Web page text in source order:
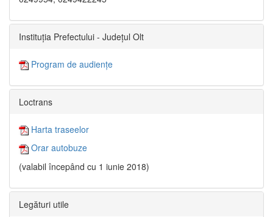
Instituția Prefectului - Județul Olt
Program de audiențe
Loctrans
Harta traseelor
Orar autobuze
(valabil începând cu 1 iunie 2018)
Legături utile